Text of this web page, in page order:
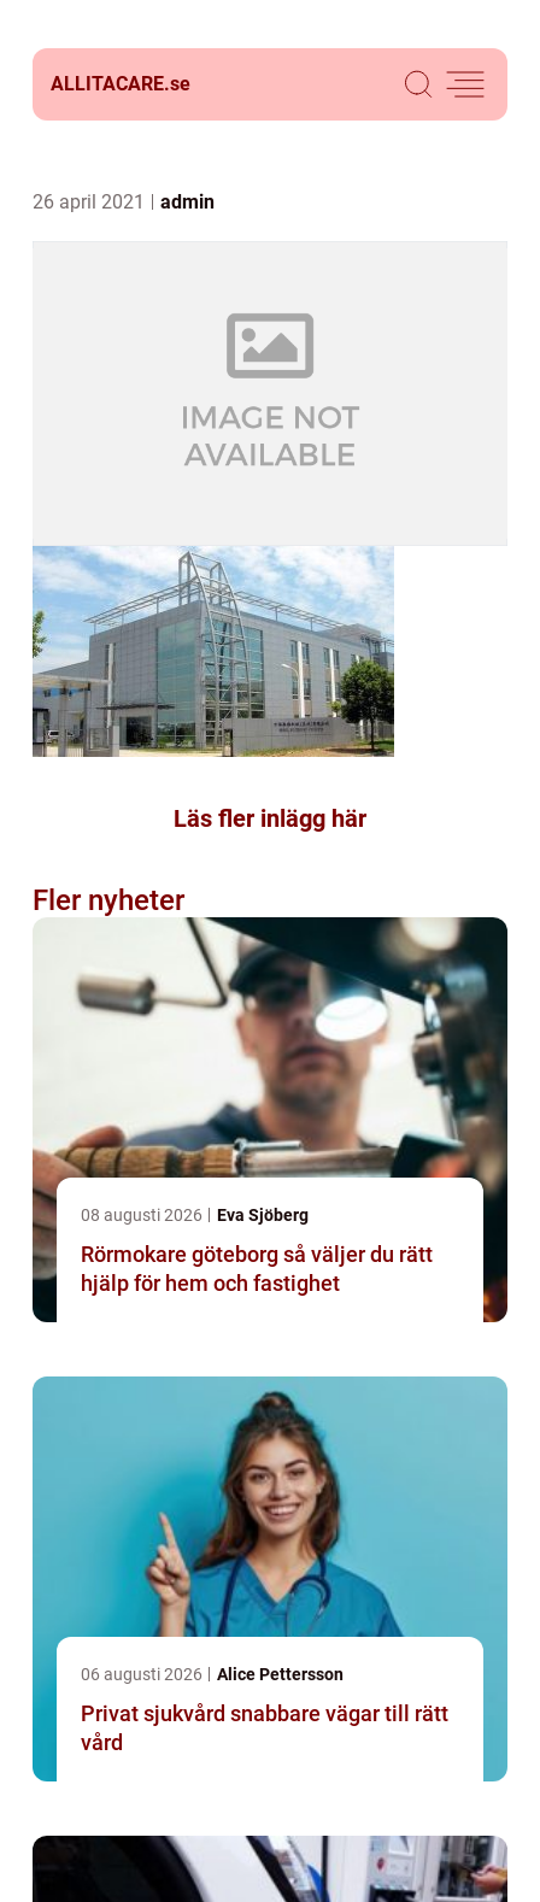
ALLITACARE.se
26 april 2021 admin
Läs fler inlägg här
Fler nyheter
08 augusti 2026 Eva Sjöberg
Rörmokare göteborg så väljer du rätt
hjälp för hem och fastighet
06 augusti 2026 Alice Pettersson
Privat sjukvård snabbare vägar till rätt
vård